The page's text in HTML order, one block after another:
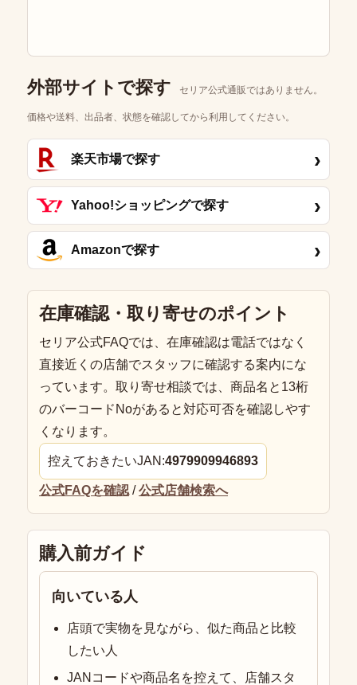
外部サイトで探す セリア公式通販ではありません。
価格や送料、出品者、状態を確認してから利用してください。
楽天市場で探す ›
Yahoo!ショッピングで探す ›
Amazonで探す ›
在庫確認・取り寄せのポイント
セリア公式FAQでは、在庫確認は電話ではなく
直接近くの店舗でスタッフに確認する案内にな
っています。取り寄せ相談では、商品名と13桁
のバーコードNoがあると対応可否を確認しやす
くなります。
控えておきたいJAN:4979909946893
公式FAQを確認 /公式店舗検索へ
購入前ガイド
向いている人
店頭で実物を見ながら、似た商品と比較
したい人
JANコードや商品名を控えて、店舗スタ